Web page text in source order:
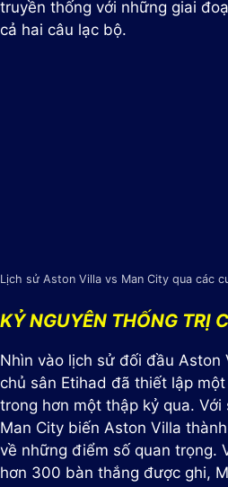
truyền thống với những giai
cả hai câu lạc bộ.
Lịch sử Aston Villa vs Man City qua các
KỶ NGUYÊN THỐNG TRỊ
Nhìn vào lịch sử đối đầu Aston
chủ sân Etihad đã thiết lập
trong hơn một thập kỷ qua.
Man City biến Aston Villa
về những điểm số quan trọng.
hơn 300 bàn thắng được ghi,